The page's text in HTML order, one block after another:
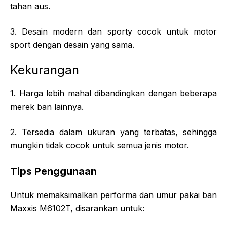
tahan aus.
3. Desain modern dan sporty cocok untuk motor
sport dengan desain yang sama.
Kekurangan
1. Harga lebih mahal dibandingkan dengan beberapa
merek ban lainnya.
2. Tersedia dalam ukuran yang terbatas, sehingga
mungkin tidak cocok untuk semua jenis motor.
Tips Penggunaan
Untuk memaksimalkan performa dan umur pakai ban
Maxxis M6102T, disarankan untuk: